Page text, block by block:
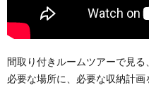
間取り付きルームツアーで見る
必要な場所に、必要な収納計画